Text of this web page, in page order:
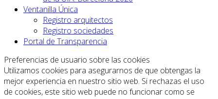
Ventanilla Única
Registro arquitectos
Registro sociedades
Portal de Transparencia
Preferencias de usuario sobre las cookies
Utilizamos cookies para asegurarnos de que obtengas la
mejor experiencia en nuestro sitio web. Si rechazas el uso
de cookies, este sitio web puede no funcionar como se